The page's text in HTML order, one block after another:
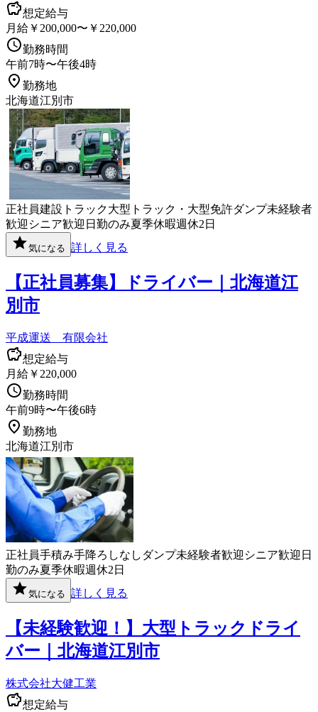
想定給与
月給￥200,000〜￥220,000
勤務時間
午前7時〜午後4時
勤務地
北海道江別市
正社員建設 トラック大型トラック・大型免許ダンプ未経験者
歓迎 シニア歓迎 日勤のみ夏季休暇週休2日
気になる 詳しく見る
【正社員募集】ドライバー｜北海道江
別市
平成運送 有限会社
想定給与
月給￥220,000
勤務時間
午前9時〜午後6時
勤務地
北海道江別市
正社員手積み手降ろしなし ダンプ未経験者歓迎 シニア歓迎 日
勤のみ夏季休暇週休2日
気になる 詳しく見る
【未経験歓迎！】大型トラックドライ
バー｜北海道江別市
株式会社大健工業
想定給与